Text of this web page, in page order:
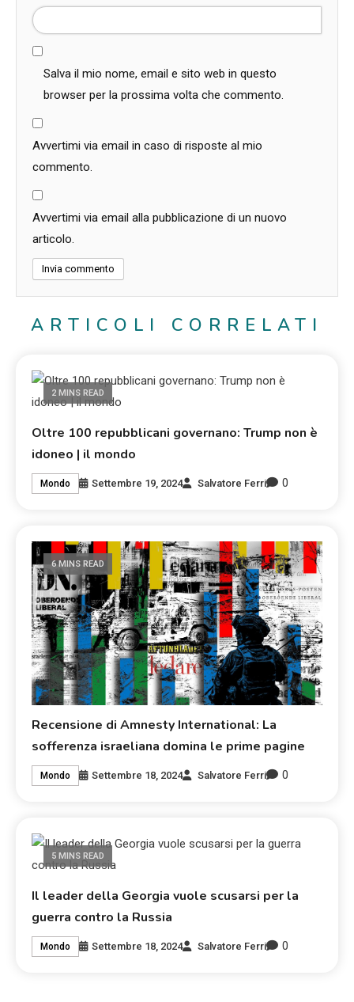
Salva il mio nome, email e sito web in questo
browser per la prossima volta che commento.
Avvertimi via email in caso di risposte al mio
commento.
Avvertimi via email alla pubblicazione di un nuovo
articolo.
ARTICOLI CORRELATI
2 MINS READ
Oltre 100 repubblicani governano: Trump non è
idoneo | il mondo
Mondo Settembre 19, 2024 Salvatore Ferri 0
6 MINS READ
Recensione di Amnesty International: La
sofferenza israeliana domina le prime pagine
Mondo Settembre 18, 2024 Salvatore Ferri 0
5 MINS READ
Il leader della Georgia vuole scusarsi per la
guerra contro la Russia
Mondo Settembre 18, 2024 Salvatore Ferri 0